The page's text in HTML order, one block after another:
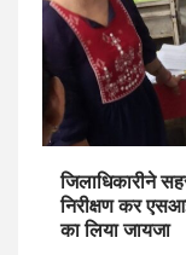
जिलाधिकारीने
निरीक्षण कर
का लिया जायजा